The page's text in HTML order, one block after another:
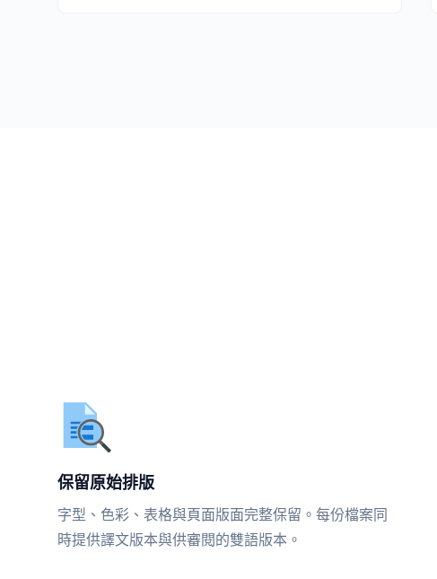
保留原始排版
字型、色彩、表格與頁面版面完整保留。每份檔案同
時提供譯文版本與供審閱的雙語版本。